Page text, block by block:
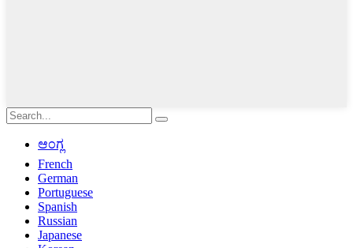
ಆಂಗ್ಲ
French
German
Portuguese
Spanish
Russian
Japanese